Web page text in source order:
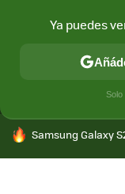
HOY SE HABLA DE
Samsung Galaxy
Ya puedes
Solo